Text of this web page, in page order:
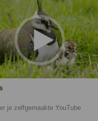
je zelfgemaakte YouTube